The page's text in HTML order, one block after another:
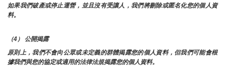
如果我們破產或停止運營，並且沒有受讓人，我們將刪除或匿名化您的個人資
料。
（4） 公開揭露
原則上，我們不會向公眾或未定義的群體揭露您的個人資料，但我們可能會根
據我們與您的協定或適用的法律法規揭露您的個人資料。